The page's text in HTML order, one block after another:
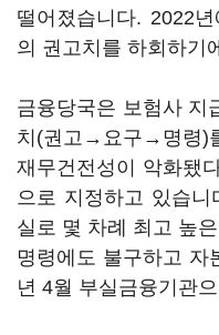
떨어졌습니다. 2022
의 권고치를 하회하기
금융당국은 보험사 지
치(권고→요구→명령)
재무건전성이 악화됐
으로 지정하고 있습
실로 몇 차례 최고 높
명령에도 불구하고 자
년 4월 부실금융기관